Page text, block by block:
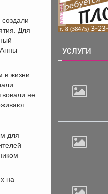
Для
в жизни
не
для
на
реклама
УСЛУГИ